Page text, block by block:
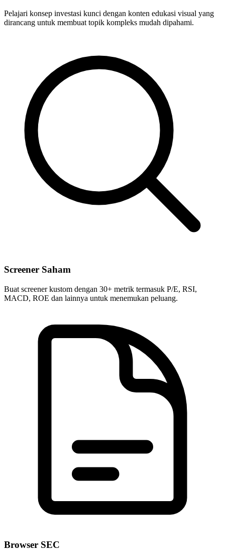
Pelajari konsep investasi kunci dengan konten edukasi visual yang
dirancang untuk membuat topik kompleks mudah dipahami.
Screener Saham
Buat screener kustom dengan 30+ metrik termasuk P/E, RSI,
MACD, ROE dan lainnya untuk menemukan peluang.
Browser SEC